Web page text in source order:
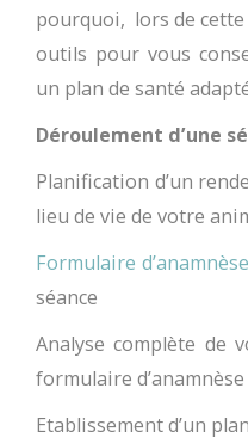
pourquoi, lors de cette
outils pour vous
un plan de santé
Déroulement d’une
Planification d’un
lieu de vie de votre
Formulaire d’anamnèse
séance
Analyse complète de
formulaire
Etablissement d’un